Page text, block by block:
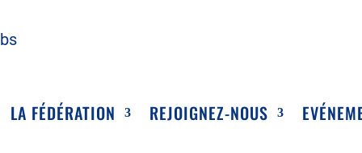
LA FÉDÉRATION REJOIGNEZ-NOUS